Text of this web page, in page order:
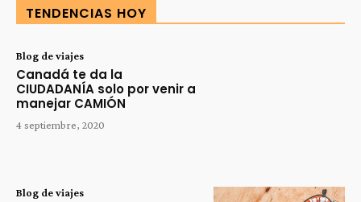
TENDENCIAS HOY
Blog de viajes
Canadá te da la
CIUDADANÍA solo por venir a
manejar CAMIÓN
4 septiembre, 2020
Blog de viajes